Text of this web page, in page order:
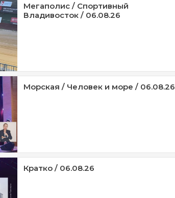
Мегаполис / Спортивный
Владивосток / 06.08.26
Морская / Человек и море / 06.08.26
Кратко / 06.08.26